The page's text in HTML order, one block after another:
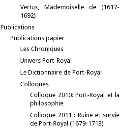
Vertus, Mademoiselle de (1617-
1692)
Publications
Publications papier
Les Chroniques
Univers Port-Royal
Le Dictionnaire de Port-Royal
Colloques
Colloque 2010: Port-Royal et la
philosophie
Colloque 2011 : Ruine et survie
de Port-Royal (1679-1713)